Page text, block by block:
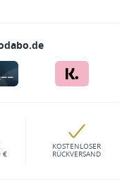
€
KOSTENLOSER
RÜCKVERSAND